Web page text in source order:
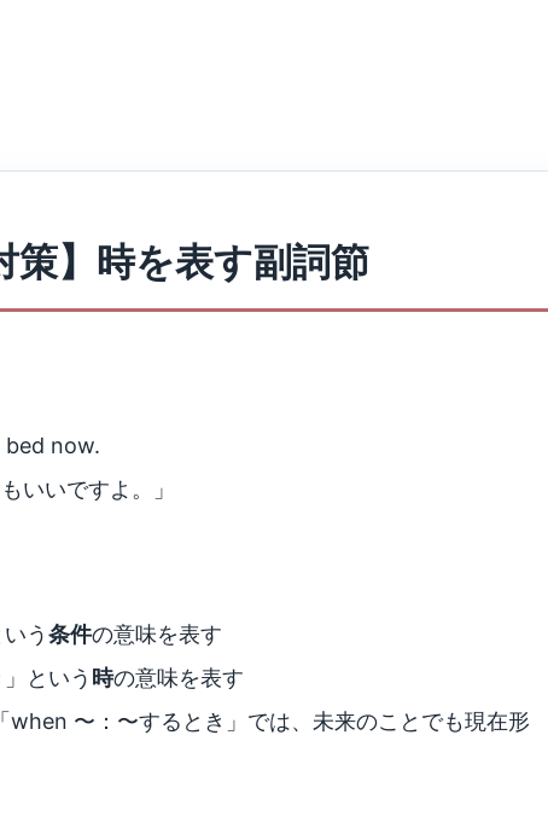
策】時を表す副詞節
now.
いいですよ。」
う条件の意味を表す
という 時の意味を表す
when 〜：〜するとき」では、未来のことでも現在形